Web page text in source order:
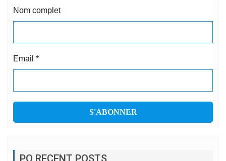
Nom complet
Email *
PO RECENT POSTS